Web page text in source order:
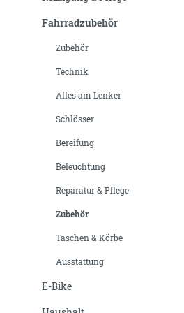
Fahrradzubehör
Zubehör
Technik
Alles am Lenker
Schlösser
Bereifung
Beleuchtung
Reparatur & Pflege
Zubehör
Taschen & Körbe
Ausstattung
E-Bike